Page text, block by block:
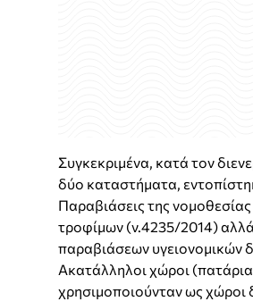
Συγκεκριμένα, κατά τον
δύο καταστήματα,
Παραβιάσεις της
τροφίμων (ν.4235/2014)
παραβιάσεων υγειονομικών
Ακατάλληλοι χώροι
χρησιμοποιούνταν ως χώροι